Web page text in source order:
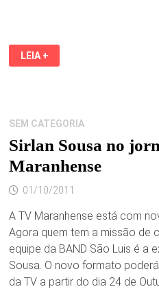
SERVIDOR
PÚBLICO
TER
SALÁRIO
REDUZIDO
LEIA +
SEM CATEGORIA
Sirlan Sousa no
Maranhense
01/10/2011
A TV Maranhense está com
Agora quem tem a missão de
equipe da BAND São Luis é a
Sousa. O novo formato
da TV a partir do dia 24 de